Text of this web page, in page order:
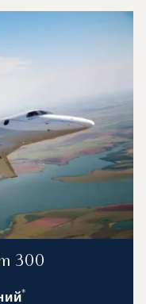
300
*